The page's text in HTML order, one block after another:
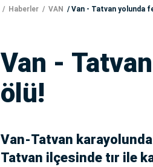
Haberler VAN Van - Tatvan yolunda
Van -
ölü!
Van-Tatvan
Tatvan ilçesinde tır ile